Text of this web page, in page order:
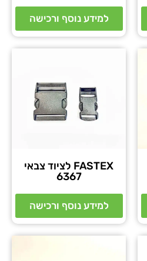
למידע נוסף ורכישה
FASTEX לציוד צבאי
6367
למידע נוסף ורכישה